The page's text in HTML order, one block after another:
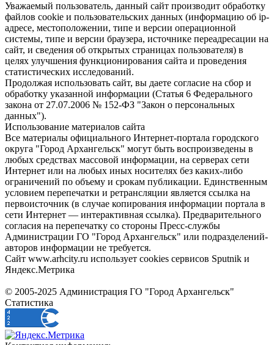
Уважаемый пользователь, данный сайт производит обработку
файлов cookie и пользовательских данных (информацию об ip-
адресе, местоположении, типе и версии операционной
системы, типе и версии браузера, источнике переадресации на
сайт, и сведения об открытых страницах пользователя) в
целях улучшения функционирования сайта и проведения
статистических исследований.
Продолжая использовать сайт, вы даете согласие на сбор и
обработку указанной информации (Статья 6 Федерального
закона от 27.07.2006 № 152-ФЗ "Закон о персональных
данных").
Использование материалов сайта
Все материалы официального Интернет-портала городского
округа "Город Архангельск" могут быть воспроизведены в
любых средствах массовой информации, на серверах сети
Интернет или на любых иных носителях без каких-либо
ограничений по объему и срокам публикации. Единственным
условием перепечатки и ретрансляции является ссылка на
первоисточник (в случае копирования информации портала в
сети Интернет — интерактивная ссылка). Предварительного
согласия на перепечатку со стороны Пресс-службы
Администрации ГО "Город Архангельск" или подразделений-
авторов информации не требуется.
Сайт www.arhcity.ru использует cookies сервисов Sputnik и
Яндекс.Метрика
© 2005-2025 Администрация ГО "Город Архангельск"
Статистика